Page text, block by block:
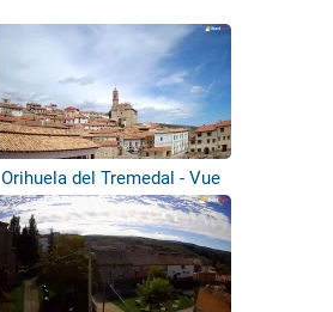
Orihuela del Tremedal - Vue
panoramique